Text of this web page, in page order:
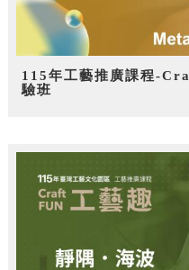
115年工藝推廣課程-
驗班